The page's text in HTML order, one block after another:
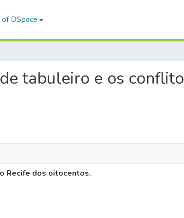
DSpace
tabuleiro e os
Recife dos oitocentos.